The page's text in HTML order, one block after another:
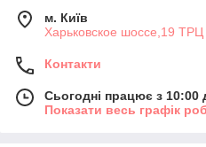
м. Київ
Харьковское шоссе,19 ТРЦ
Контакти
Сьогодні працює з 10:00
Показати весь графік